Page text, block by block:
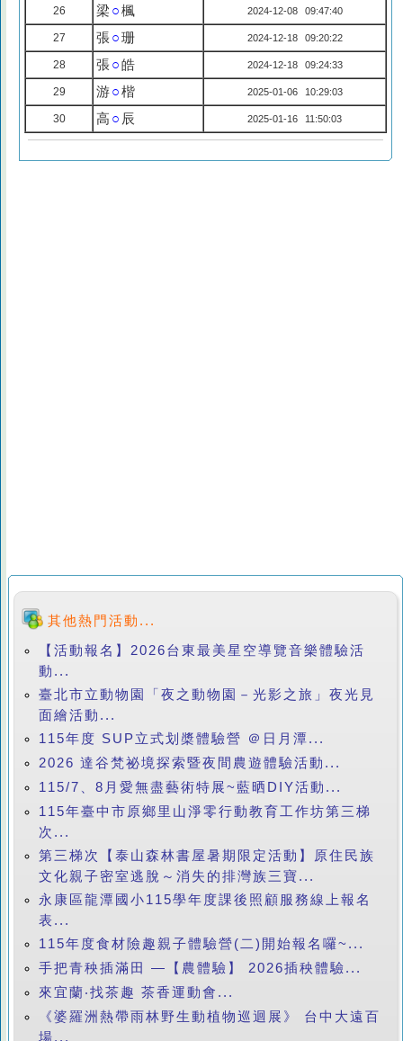
26 梁 ○楓 2024-12-08 09:47:40
27 張○珊 2024-12-18 09:20:22
28 張○皓 2024-12-18 09:24:33
29 游○楷 2025-01-06 10:29:03
30 高 ○ 辰 2025-01-16 11:50:03
其他熱門活動...
【活動報名】2026台東最美星空導覽音樂體驗活
動...
臺北市立動物園「夜之動物園－光影之旅」夜光見
面繪活動...
115年度 SUP立式划槳體驗營 ＠日月潭...
2026 達谷梵祕境探索暨夜間農遊體驗活動...
115/7、8月愛無盡藝術特展~藍晒DIY活動...
115年臺中市原鄉里山淨零行動教育工作坊第三梯
次...
第三梯次【泰山森林書屋暑期限定活動】原住民族
文化親子密室逃脫～消失的排灣族三寶...
永康區龍潭國小115學年度課後照顧服務線上報名
表...
115年度食材險趣親子體驗營(二)開始報名囉~...
手把青秧插滿田 —【農體驗】 2026插秧體驗...
來宜蘭‧找茶趣 茶香運動會...
《婆羅洲熱帶雨林野生動植物巡迴展》 台中大遠百
場...